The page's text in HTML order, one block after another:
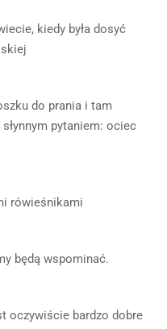
kiedy była dosyć
do prania i tam
pytaniem: ociec
rówieśnikami
będą wspominać.
oczywiście bardzo dobre